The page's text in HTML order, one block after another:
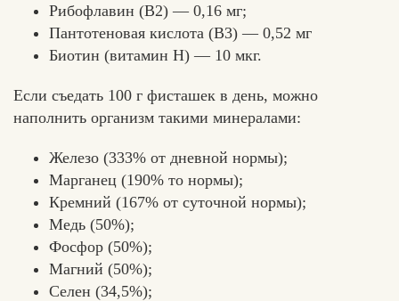
Рибофлавин (В2) — 0,16 мг;
Пантотеновая кислота (В3) — 0,52 мг
Биотин (витамин Н) — 10 мкг.
Если съедать 100 г фисташек в день, можно
наполнить организм такими минералами:
Железо (333% от дневной нормы);
Марганец (190% то нормы);
Кремний (167% от суточной нормы);
Медь (50%);
Фосфор (50%);
Магний (50%);
Селен (34,5%);